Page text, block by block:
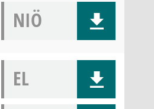
NIÖ
EL